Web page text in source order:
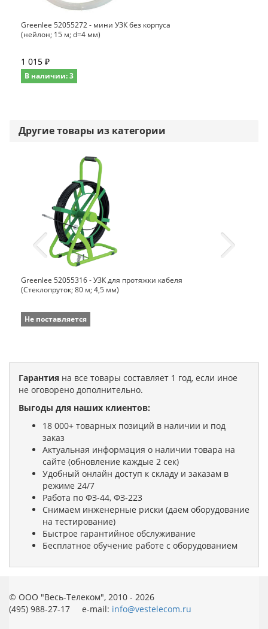
Greenlee 52055272 - мини УЗК без корпуса
(нейлон; 15 м; d=4 мм)
1 015 ₽
В наличии: 3
Другие товары из категории
Greenlee 52055316 - УЗК для протяжки кабеля
(Стеклопруток; 80 м; 4,5 мм)
Не поставляется
Гарантия на все товары составляет 1 год, если иное
не оговорено дополнительно.
Выгоды для наших клиентов:
18 000+ товарных позиций в наличии и под
заказ
Актуальная информация о наличии товара на
сайте (обновление каждые 2 сек)
Удобный онлайн доступ к складу и заказам в
режиме 24/7
Работа по ФЗ-44, ФЗ-223
Снимаем инженерные риски (даем оборудование
на тестирование)
Быстрое гарантийное обслуживание
Бесплатное обучение работе с оборудованием
© ООО "Весь-Телеком", 2010 - 2026
(495) 988-27-17 e-mail: info@vestelecom.ru